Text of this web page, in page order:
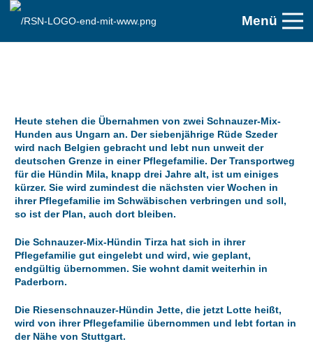
Menü
Heute stehen die Übernahmen von zwei Schnauzer-Mix-
Hunden aus Ungarn an. Der siebenjährige Rüde Szeder
wird nach Belgien gebracht und lebt nun unweit der
deutschen Grenze in einer Pflegefamilie. Der Transportweg
für die Hündin Mila, knapp drei Jahre alt, ist um einiges
kürzer. Sie wird zumindest die nächsten vier Wochen in
ihrer Pflegefamilie im Schwäbischen verbringen und soll,
so ist der Plan, auch dort bleiben.
Die Schnauzer-Mix-Hündin Tirza hat sich in ihrer
Pflegefamilie gut eingelebt und wird, wie geplant,
endgültig übernommen. Sie wohnt damit weiterhin in
Paderborn.
Die Riesenschnauzer-Hündin Jette, die jetzt Lotte heißt,
wird von ihrer Pflegefamilie übernommen und lebt fortan in
der Nähe von Stuttgart.